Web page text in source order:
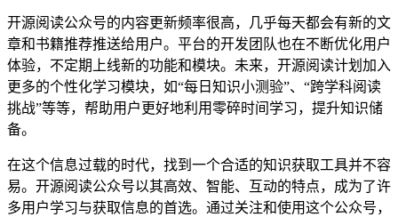
开源阅读公众号的内容更新频率很高，几乎每天都会有新的文
章和书籍推荐推送给用户。平台的开发团队也在不断优化用户
体验，不定期上线新的功能和模块。未来，开源阅读计划加入
更多的个性化学习模块，如“每日知识小测验”、“跨学科阅读
挑战”等等，帮助用户更好地利用零碎时间学习，提升知识储
备。
在这个信息过载的时代，找到一个合适的知识获取工具并不容
易。开源阅读公众号以其高效、智能、互动的特点，成为了许
多用户学习与获取信息的首选。通过关注和使用这个公众号，